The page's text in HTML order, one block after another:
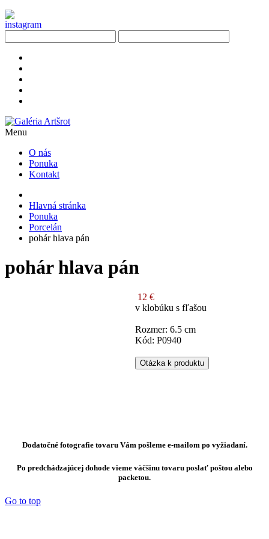
Menu
O nás
Ponuka
Kontakt
Hlavná stránka
Ponuka
Porcelán
pohár hlava pán
pohár hlava pán
12 €
v klobúku s fľašou
Rozmer: 6.5 cm
Kód: P0940
Otázka k produktu
Dodatočné fotografie tovaru Vám pošleme e-mailom po vyžiadaní.
Po predchádzajúcej dohode vieme väčšinu tovaru poslať poštou alebo
packetou.
Go to top